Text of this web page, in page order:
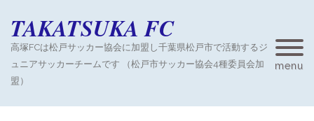
TAKATSUKA FC
高塚FCは松戸サッカー協会に加盟し千葉県松戸市で活動するジ
ュニアサッカーチームです （松戸市サッカー協会4種委員会加
盟）
menu